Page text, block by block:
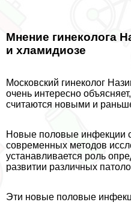
Мнение гинеколога
и xлaмидиозе
Московский гинеколог
очень интересно
считаются новыми и
Новые пoлoвые инфекции
современных методов
устанавливается роль
развитии различных
Эти новые пoлoвые